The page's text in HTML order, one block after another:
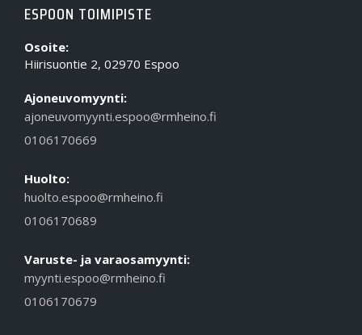
ESPOON TOIMIPISTE
Osoite:
Hiirisuontie 2, 02970 Espoo
Ajoneuvomyynti:
ajoneuvomyynti.espoo@rmheino.fi
0106170669
Huolto:
huolto.espoo@rmheino.fi
0106170689
Varuste- ja varaosamyynti:
myynti.espoo@rmheino.fi
0106170679